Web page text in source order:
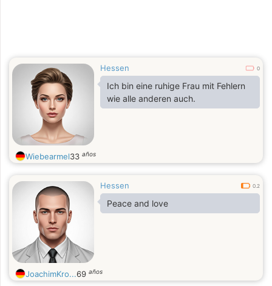
Hessen 0
Ich bin eine ruhige Frau mit Fehlern
wie alle anderen auch.
Wiebearmel33 años
Hessen 0.2
Peace and love
JoachimKro...69 años